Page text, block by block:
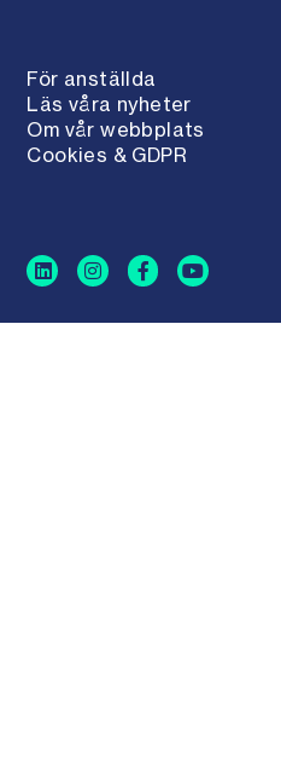
För anställda
Läs våra nyheter
Om vår webbplats
Cookies & GDPR